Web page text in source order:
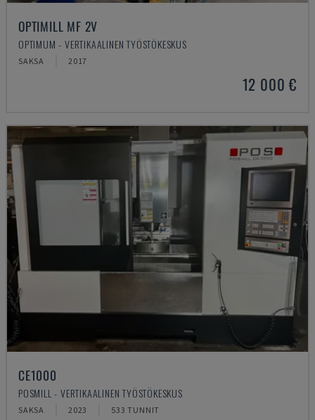
OPTIMILL MF 2V
OPTIMUM - VERTIKAALINEN TYÖSTÖKESKUS
SAKSA 2017
12 000 €
CE1000
POSMILL - VERTIKAALINEN TYÖSTÖKESKUS
SAKSA 2023 533 TUNNIT